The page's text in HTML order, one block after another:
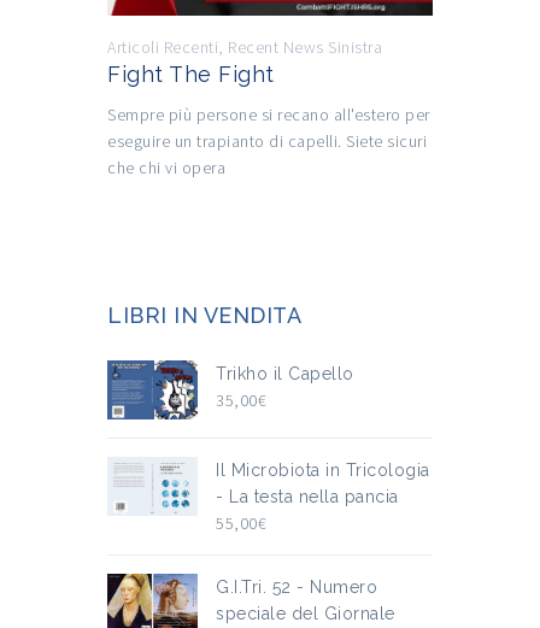
Articoli Recenti, Recent News Sinistra
Fight The Fight
Sempre più persone si recano all'estero per
eseguire un trapianto di capelli. Siete sicuri
che chi vi opera
LIBRI IN VENDITA
Trikho il Capello
35,00€
Il Microbiota in Tricologia
- La testa nella pancia
55,00€
G.I.Tri. 52 - Numero
speciale del Giornale